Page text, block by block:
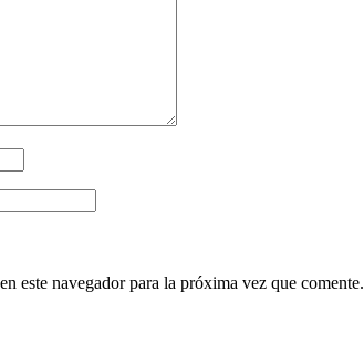
este navegador para la próxima vez que comente.